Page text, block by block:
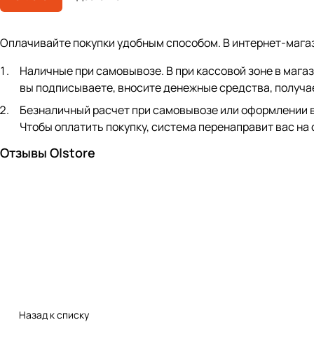
Оплачивайте покупки удобным способом. В интернет-
Наличные при самовывозе. В при кассовой зоне в
вы подписываете, вносите денежные средства,
Безналичный расчет при самовывозе или оформлении
Чтобы оплатить покупку, система перенаправит вас
Отзывы O|store
Назад к списку